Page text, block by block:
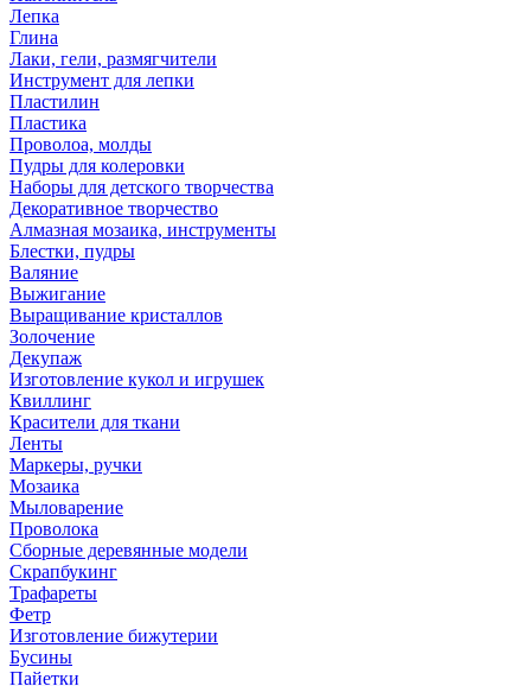
Лепка
Глина
Лаки, гели, размягчители
Инструмент для лепки
Пластилин
Пластика
Проволоа, молды
Пудры для колеровки
Наборы для детского творчества
Декоративное творчество
Алмазная мозаика, инструменты
Блестки, пудры
Валяние
Выжигание
Выращивание кристаллов
Золочение
Декупаж
Изготовление кукол и игрушек
Квиллинг
Красители для ткани
Ленты
Маркеры, ручки
Мозаика
Мыловарение
Проволока
Сборные деревянные модели
Скрапбукинг
Трафареты
Фетр
Изготовление бижутерии
Бусины
Пайетки